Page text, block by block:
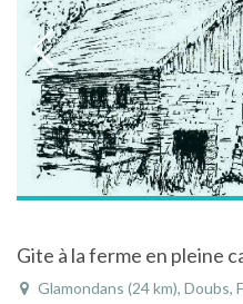
Glamondans (24 km), Doubs,